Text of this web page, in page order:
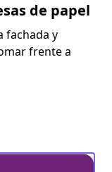
de papel
fachada y
frente a